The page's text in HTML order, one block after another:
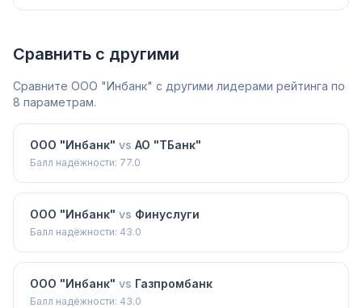
Сравнить с другими
Сравните ООО "Инбанк" с другими лидерами рейтинга по
8 параметрам.
ООО "Инбанк" vs АО "ТБанк"
Балл надёжности: 77.0
ООО "Инбанк" vs Финуслуги
Балл надёжности: 43.0
ООО "Инбанк" vs Газпромбанк
Балл надёжности: 43.0